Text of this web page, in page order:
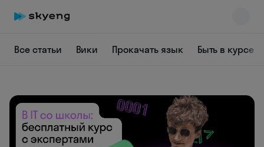
Все статьи Вики Прокачать язык Быть в курсе